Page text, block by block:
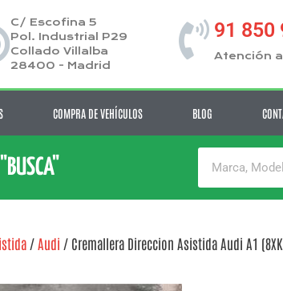
C/ Escofina 5
Pol. Industrial P29
Collado Villalba
28400 - Madrid
91 850
Atención
COMPRA DE VEHÍCULOS BLOG
/ Audi / Cremallera Direccion Asistida Audi A1